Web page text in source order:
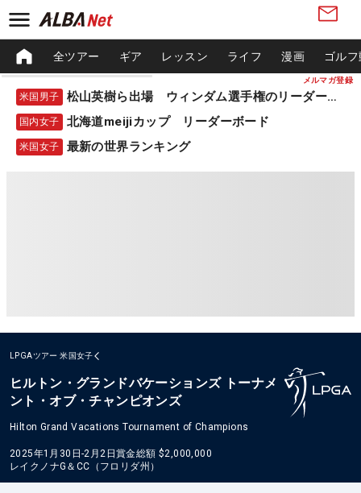
メルマガ登録
全ツアー ギア レッスン ライフ 漫画 ゴル
米国男子 松山英樹ら出場 ウィンダム選手権のリーダーボード
国内女子 北海道meijiカップ リーダーボード
米国女子 最新の世界ランキング
LPGAツアー 米国女子
ヒルトン・グランドバケーションズ トーナメ
ント・オブ・チャンピオンズ
Hilton Grand Vacations Tournament of Champions
2025年1月30日-2月2日賞金総額 $2,000,000
レイクノナG＆CC（フロリダ州）